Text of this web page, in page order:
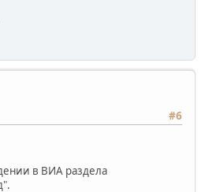
#6
в ВИА раздела